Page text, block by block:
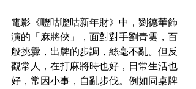
電影《嚦咕嚦咕新年財》中，劉德華飾
演的「麻將俠」，面對對手劉青雲，百
般挑釁，出牌的步調，絲毫不亂。但反
觀常人，在打麻將時也好，日常生活也
好，常因小事，自亂步伐。例如同桌牌